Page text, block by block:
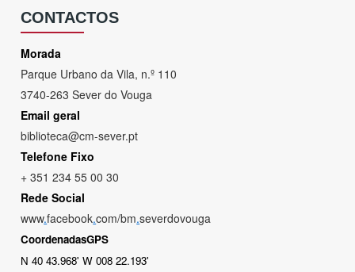
CONTACTOS
Morada
Parque Urbano da Vila, n.º 110
3740-263 Sever do Vouga
Email geral
biblioteca@cm-sever.pt
Telefone Fixo
+ 351 234 55 00 30
Rede Social
www.facebook.com/bm.severdovouga
CoordenadasGPS
N 40 43.968' W 008 22.193'